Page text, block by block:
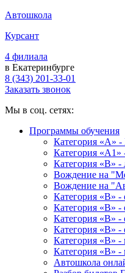
Автошкола
Курсант
4 филиала
в Екатеринбурге
8 (343) 201-33-01
Заказать звонок
Мы в соц. сетях:
Программы обучения
Категория «А»
Категория
Категория «B» -
Вождение на
Вождение на
Категория «B» -
Категория «B» -
Категория «B» -
Категория «B» -
Категория «B» -
Категория «B» -
Автошкола